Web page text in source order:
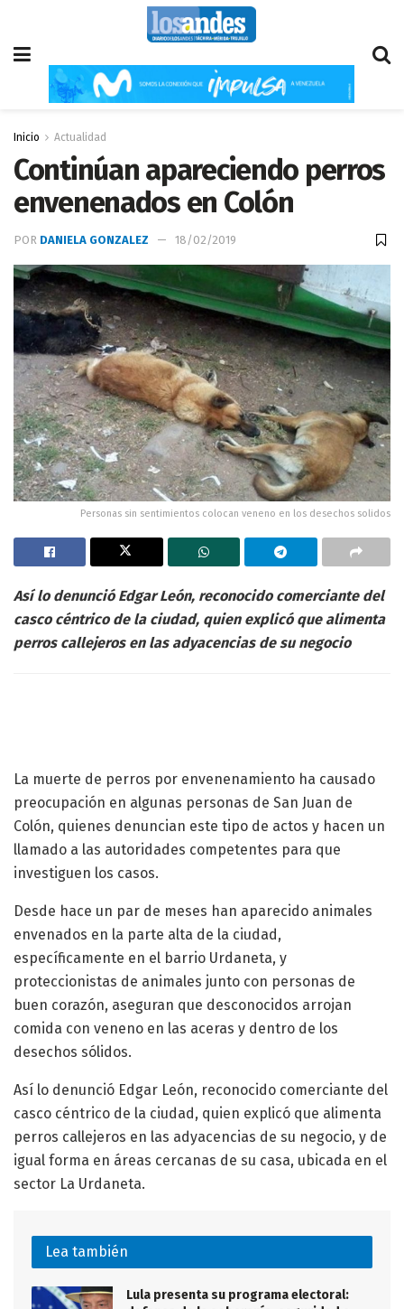
Inicio Actualidad
Continúan apareciendo perros
envenenados en Colón
POR DANIELA GONZALEZ 18/02/2019
Personas sin sentimientos colocan veneno en los desechos solidos
Así lo denunció Edgar León, reconocido comerciante del
casco céntrico de la ciudad, quien explicó que alimenta
perros callejeros en las adyacencias de su negocio
La muerte de perros por envenenamiento ha causado
preocupación en algunas personas de San Juan de
Colón, quienes denuncian este tipo de actos y hacen un
llamado a las autoridades competentes para que
investiguen los casos.
Desde hace un par de meses han aparecido animales
envenados en la parte alta de la ciudad,
específicamente en el barrio Urdaneta, y
proteccionistas de animales junto con personas de
buen corazón, aseguran que desconocidos arrojan
comida con veneno en las aceras y dentro de los
desechos sólidos.
Así lo denunció Edgar León, reconocido comerciante del
casco céntrico de la ciudad, quien explicó que alimenta
perros callejeros en las adyacencias de su negocio, y de
igual forma en áreas cercanas de su casa, ubicada en el
sector La Urdaneta.
Lea también
Lula presenta su programa electoral: